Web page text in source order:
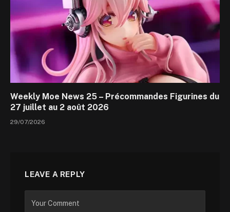
Weekly Moe News 25 – Précommandes Figurines du
27 juillet au 2 août 2026
29/07/2026
LEAVE A REPLY